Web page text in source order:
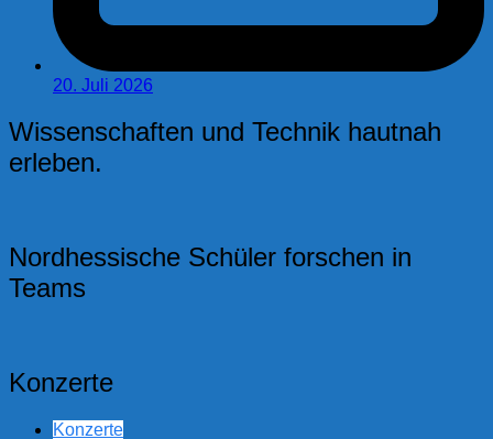
20. Juli 2026
Wissenschaften und Technik hautnah
erleben.
Nordhessische Schüler forschen in
Teams
Konzerte
Konzerte